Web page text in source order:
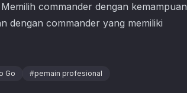
commander dengan kemampuan
dengan commander yang memiliki
Go #pemain profesional